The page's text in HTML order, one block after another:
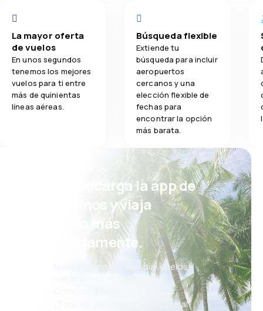
La mayor oferta
de vuelos
En unos segundos
tenemos los mejores
vuelos para ti entre
más de quinientas
líneas aéreas.
Búsqueda flexible
Extiende tu
búsqueda para incluir
aeropuertos
cercanos y una
elección flexible de
fechas para
encontrar la opción
más barata.
¡Eh! Descarga la app de
eDestinos y viaja
incluso más
cómodamente.
Nuevas ofertas cada día: vuelos,
vacaciones, escapadas
Cómoda gestión de reservas
¡Todo lo que importa, siempre al